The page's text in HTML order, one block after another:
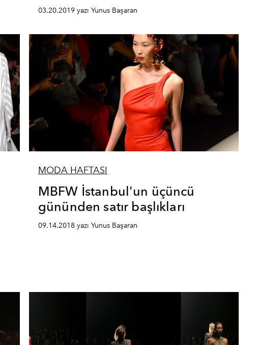
03.20.2019 yazı Yunus Başaran
MODA HAFTASI
MBFW İstanbul'un üçüncü
gününden satır başlıkları
09.14.2018 yazı Yunus Başaran